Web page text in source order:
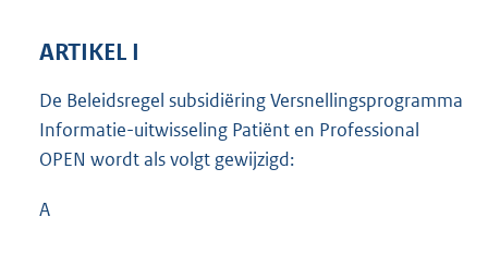
ARTIKEL I
De Beleidsregel subsidiëring Versnellingsprogramma
Informatie-uitwisseling Patiënt en Professional
OPEN wordt als volgt gewijzigd:
A